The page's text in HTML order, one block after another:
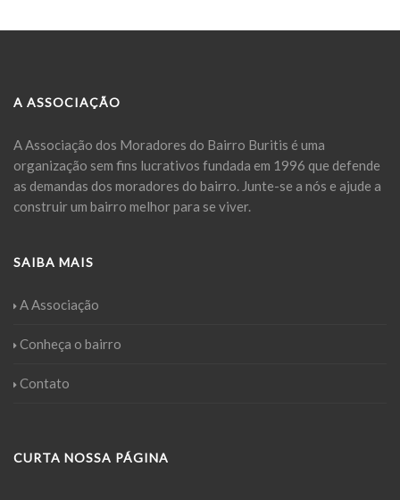
A ASSOCIAÇÃO
A Associação dos Moradores do Bairro Buritis é uma
organização sem fins lucrativos fundada em 1996 que defende
as demandas dos moradores do bairro. Junte-se a nós e ajude a
construir um bairro melhor para se viver.
SAIBA MAIS
A Associação
Conheça o bairro
Contato
CURTA NOSSA PÁGINA